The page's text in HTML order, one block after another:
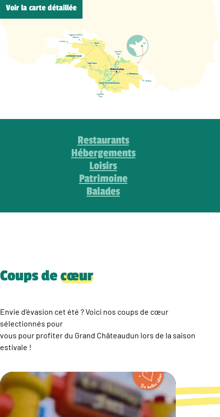
Voir la carte détaillée
Restaurants
Hébergements
Loisirs
Patrimoine
Balades
Coups decœur
Envie d’évasion cet été ? Voici nos coups de cœur
sélectionnés pour
vous pour profiter du Grand Châteaudun lors de la saison
estivale !